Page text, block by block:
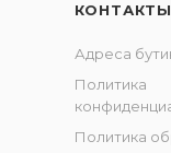
КОНТАКТЫ
Адреса
Политика
Политика